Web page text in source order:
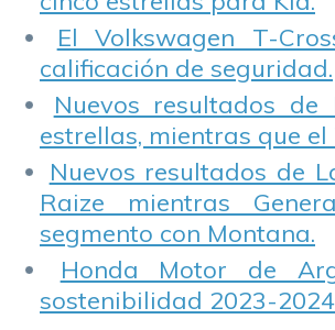
El Volkswagen T-
calificación de seguridad.
Nuevos resultados de
estrellas, mientras que
Nuevos resultados de
Raize mientras
segmento con Montana.
Honda Motor de
sostenibilidad 2023-